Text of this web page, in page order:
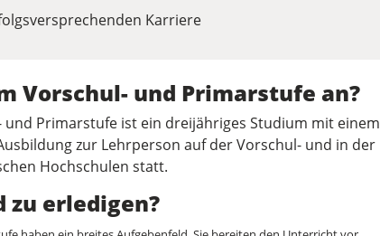
Karriere
Vorschul- und Primarstufe an?
Primarstufe ist ein dreijähriges Studium mit einem
zur Lehrperson auf der Vorschul- und in der
Hochschulen statt.
zu erledigen?